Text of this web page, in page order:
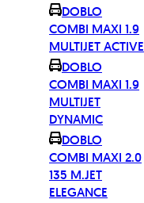
DOBLO
COMBI MAXI 1.9
MULTIJET ACTIVE
DOBLO
COMBI MAXI 1.9
MULTIJET
DYNAMIC
DOBLO
COMBI MAXI 2.0
135 M.JET
ELEGANCE